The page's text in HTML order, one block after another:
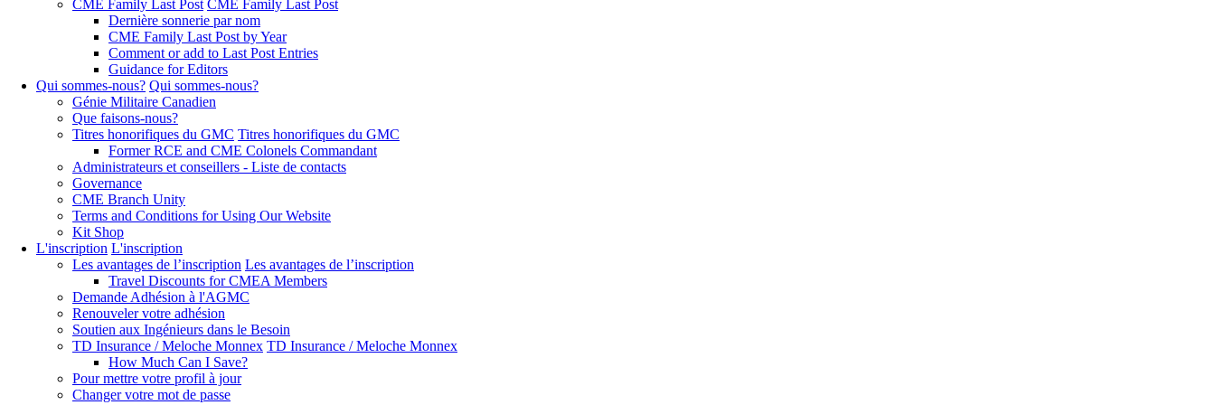
CME Family Last Post CME Family Last Post
Dernière sonnerie par nom
CME Family Last Post by Year
Comment or add to Last Post Entries
Guidance for Editors
Qui sommes-nous? Qui sommes-nous?
Génie Militaire Canadien
Que faisons-nous?
Titres honorifiques du GMC Titres honorifiques du GMC
Former RCE and CME Colonels Commandant
Administrateurs et conseillers - Liste de contacts
Governance
CME Branch Unity
Terms and Conditions for Using Our Website
Kit Shop
L'inscription L'inscription
Les avantages de l’inscription Les avantages de l’inscription
Travel Discounts for CMEA Members
Demande Adhésion à l'AGMC
Renouveler votre adhésion
Soutien aux Ingénieurs dans le Besoin
TD Insurance / Meloche Monnex TD Insurance / Meloche Monnex
How Much Can I Save?
Pour mettre votre profil à jour
Changer votre mot de passe